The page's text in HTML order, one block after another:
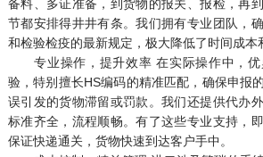
备料、多证准备，到货物的报关、报检，再
节都安排得井井有条。我们拥有专业团队，
和检验检疫的最新规定，极大降低了时间成本
专业操作，提升效率 在实际操作中，优
验，特别擅长HS编码的精准匹配，确保申报
误引发的货物滞留或罚款。我们还提供代办
标准齐全，流程顺畅。有了这些专业支持，
保证快递通关，货物快速到达客户手中。